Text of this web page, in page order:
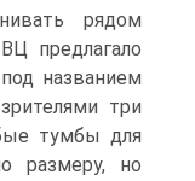
рядом
предлага­ло
названием
три
тумбы для
размеру, но